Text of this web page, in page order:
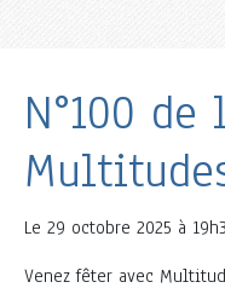
N°100 de
Le 29 octobre 2025 à
Venez fêter avec